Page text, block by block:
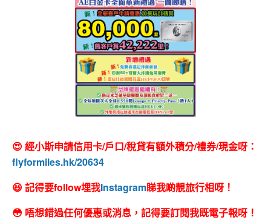
😍 經小斯申請信用卡/戶口/稅貸有額外積分/禮券/現金呀：
flyformiles.hk/20634
😆 記得要follow埋我Instagram睇我啲靚旅行相呀！
😳 唔想錯過任何優惠或消息，記得要訂閱我既電子報呀！